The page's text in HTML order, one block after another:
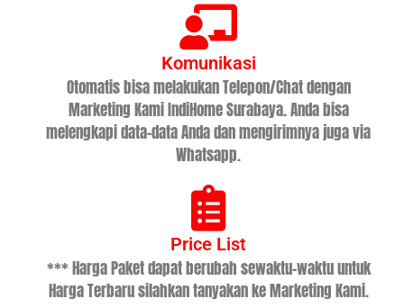
Komunikasi
Otomatis bisa melakukan Telepon/Chat dengan
Marketing Kami IndiHome Surabaya. Anda bisa
melengkapi data-data Anda dan mengirimnya juga via
Whatsapp.
Price List
*** Harga Paket dapat berubah sewaktu-waktu untuk
Harga Terbaru silahkan tanyakan ke Marketing Kami.